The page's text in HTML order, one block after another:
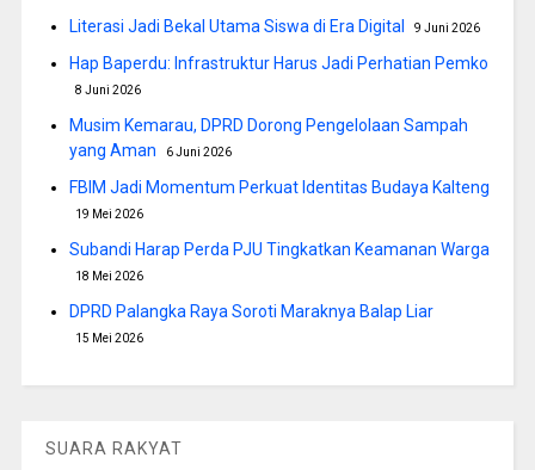
Literasi Jadi Bekal Utama Siswa di Era Digital 9 Juni 2026
Hap Baperdu: Infrastruktur Harus Jadi Perhatian Pemko
8 Juni 2026
Musim Kemarau, DPRD Dorong Pengelolaan Sampah
yang Aman
6 Juni 2026
FBIM Jadi Momentum Perkuat Identitas Budaya Kalteng
19 Mei 2026
Subandi Harap Perda PJU Tingkatkan Keamanan Warga
18 Mei 2026
DPRD Palangka Raya Soroti Maraknya Balap Liar
15 Mei 2026
SUARA RAKYAT